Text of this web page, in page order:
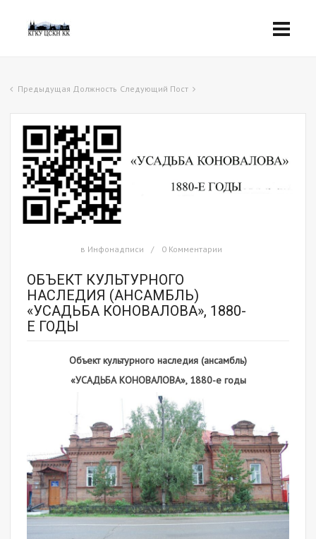
Предыдущая Должность Следующий Пост
в Инфонадписи 0 Комментарии
ОБЪЕКТ КУЛЬТУРНОГО
НАСЛЕДИЯ (АНСАМБЛЬ)
«УСАДЬБА КОНОВАЛОВА», 1880-
Е ГОДЫ
Объект культурного наследия (ансамбль)
«УСАДЬБА КОНОВАЛОВА», 1880-е годы